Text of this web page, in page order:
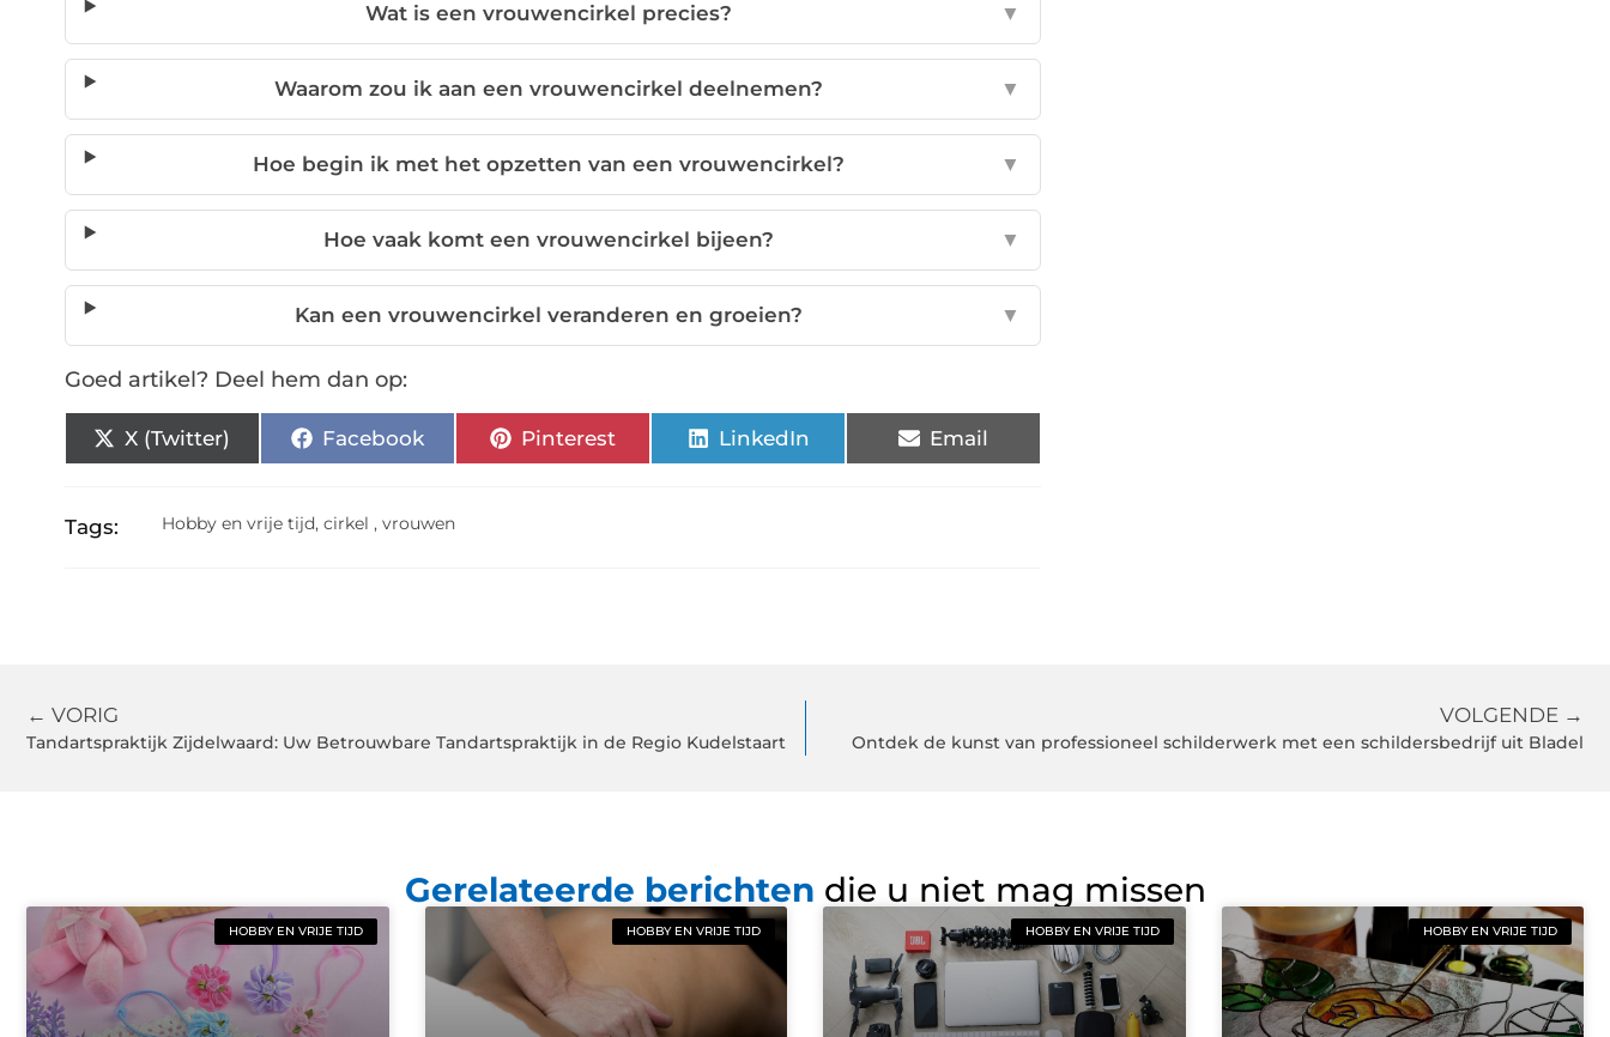
Wat is een vrouwencirkel precies? ▼
Waarom zou ik aan een vrouwencirkel deelnemen? ▼
Hoe begin ik met het opzetten van een vrouwencirkel? ▼
Hoe vaak komt een vrouwencirkel bijeen? ▼
Kan een vrouwencirkel veranderen en groeien? ▼
Goed artikel? Deel hem dan op:
X (Twitter) Facebook Pinterest LinkedIn Email
Tags: Hobby en vrije tijd,cirkel ,vrouwen
← VORIG
Tandartspraktijk Zijdelwaard: Uw Betrouwbare Tandartspraktijk in de Regio Kudelstaart
VOLGENDE →
Ontdek de kunst van professioneel schilderwerk met een schildersbedrijf uit Bladel
Gerelateerde berichten die u niet mag missen
HOBBY EN VRIJE TIJD HOBBY EN VRIJE TIJD HOBBY EN VRIJE TIJD HOBBY EN VRIJE TIJD